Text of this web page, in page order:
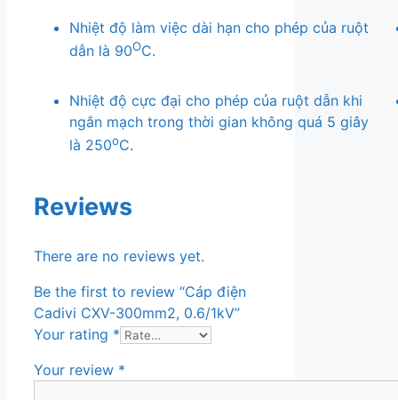
Nhiệt độ làm việc dài hạn cho phép của ruột
dẫn là 90OC.
Nhiệt độ cực đại cho phép của ruột dẫn khi
ngắn mạch trong thời gian không quá 5 giây
là 250oC.
Reviews
There are no reviews yet.
Be the first to review “Cáp điện
Cadivi CXV-300mm2, 0.6/1kV”
Your rating *
Your review *